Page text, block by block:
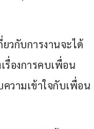
วกับการงานจะได้
รื่องการคบเพื่อน
วามเข้าใจกับเพื่อน